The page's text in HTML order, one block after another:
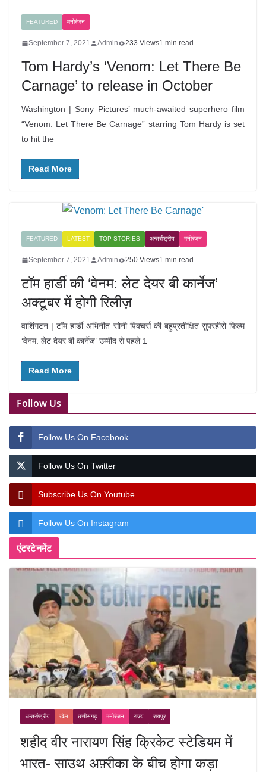
FEATURED मनोरंजन
September 7, 2021 Admin 233 Views1 min read
Tom Hardy’s ‘Venom: Let There Be
Carnage’ to release in October
Washington | Sony Pictures’ much-awaited superhero film
“Venom: Let There Be Carnage” starring Tom Hardy is set
to hit the
Read More
FEATURED LATEST TOP STORIES अन्तर्राष्ट्रीय मनोरंजन
September 7, 2021 Admin 250 Views1 min read
टॉम हार्डी की ‘वेनम: लेट देयर बी कार्नेज’
अक्टूबर में होगी रिलीज़
वाशिंगटन | टॉम हार्डी अभिनीत सोनी पिक्चर्स की बहुप्रतीक्षित सुपरहीरो फिल्म
‘वेनम: लेट देयर बी कार्नेज’ उम्मीद से पहले 1
Read More
Follow Us
Follow Us On Facebook
Follow Us On Twitter
Subscribe Us On Youtube
Follow Us On Instagram
एंटरटेनमेंट
अन्तर्राष्ट्रीय खेल छत्तीसगढ़ मनोरंजन राज्य रायपुर
शहीद वीर नारायण सिंह क्रिकेट स्टेडियम में
भारत- साउथ अफ़्रीका के बीच होगा कड़ा